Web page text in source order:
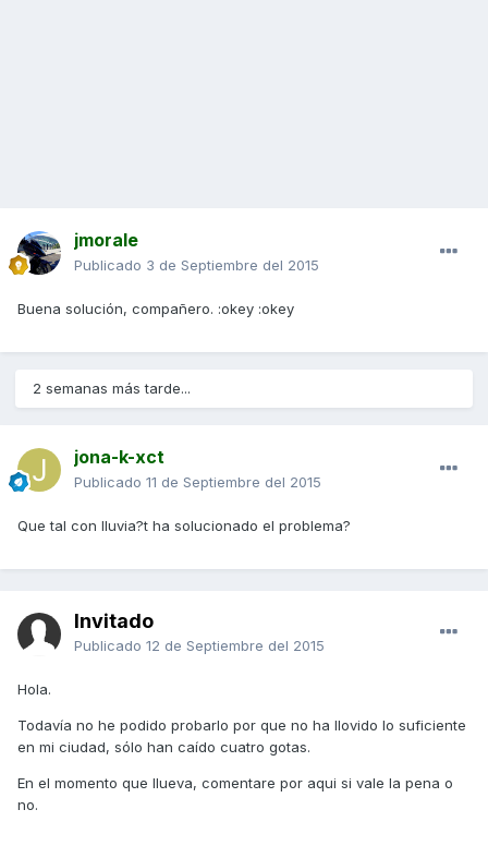
jmorale
Publicado 3 de Septiembre del 2015
Buena solución, compañero. :okey :okey
2 semanas más tarde...
jona-k-xct
Publicado 11 de Septiembre del 2015
Que tal con lluvia?t ha solucionado el problema?
Invitado
Publicado 12 de Septiembre del 2015
Hola.
Todavía no he podido probarlo por que no ha llovido lo suficiente
en mi ciudad, sólo han caído cuatro gotas.
En el momento que llueva, comentare por aqui si vale la pena o
no.